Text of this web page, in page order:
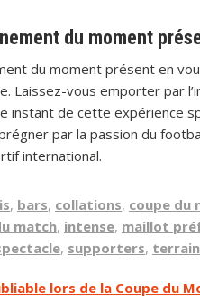
du moment
du moment présent en
Laissez-vous emporter par
instant de cette expérience
par la passion du
international.
, bars, collations, coupe du
match, intense, maillot
, supporters, terrain
lors de la Coupe du